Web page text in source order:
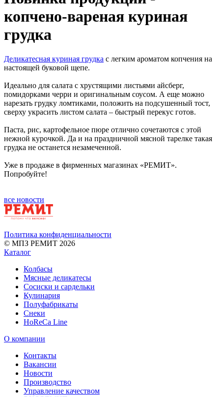
копчено-вареная куриная
грудка
Деликатесная куриная грудка с легким ароматом копчения на
настоящей буковой щепе.
Идеально для салата с хрустящими листьями айсберг,
помидорками черри и оригинальным соусом. А еще можно
нарезать грудку ломтиками, положить на подсушенный тост,
сверху украсить листом салата – быстрый перекус готов.
Паста, рис, картофельное пюре отлично сочетаются с этой
нежной курочкой. Да и на праздничной мясной тарелке такая
грудка не останется незамеченной.
Уже в продаже в фирменных магазинах «РЕМИТ».
Попробуйте!
все новости
Политика конфиденциальности
© МПЗ РЕМИТ 2026
Каталог
Колбасы
Мясные деликатесы
Сосиски и сардельки
Кулинария
Полуфабрикаты
Снеки
HoReCa Line
О компании
Контакты
Вакансии
Новости
Производство
Управление качеством